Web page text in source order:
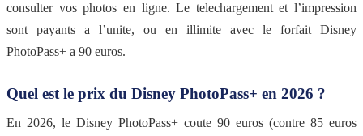
consulter vos photos en ligne. Le telechargement et l’impression
sont payants a l’unite, ou en illimite avec le forfait Disney
PhotoPass+ a 90 euros.
Quel est le prix du Disney PhotoPass+ en 2026 ?
En 2026, le Disney PhotoPass+ coute 90 euros (contre 85 euros